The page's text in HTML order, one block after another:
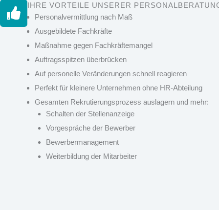
IHRE VORTEILE UNSERER
Personalvermittlung nach Maß
Ausgebildete Fachkräfte
Maßnahme gegen Fachkräftemangel
Auftragsspitzen überbrücken
Auf personelle Veränderungen schnell reagieren
Perfekt für kleinere Unternehmen ohne HR-Abteilung
Gesamten Rekrutierungsprozess auslagern und mehr:
Schalten der Stellenanzeige
Vorgespräche der Bewerber
Bewerbermanagement
Weiterbildung der Mitarbeiter